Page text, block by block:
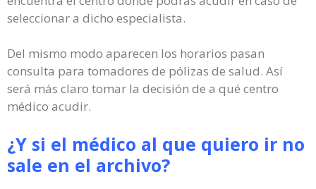
seleccionar a dicho especialista.
Del mismo modo aparecen los horarios pasan
consulta para tomadores de pólizas de salud. Así
será más claro tomar la decisión de a qué centro
médico acudir.
¿Y si el médico al que quiero ir no
sale en el archivo?